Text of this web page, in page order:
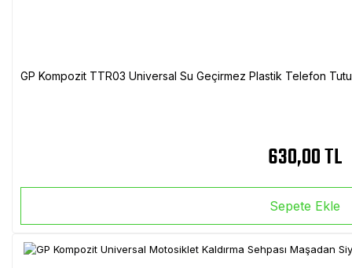
GP Kompozit TTR03 Universal Su Geçirmez Plastik Telefon
630,00 TL
Sepete Ekle